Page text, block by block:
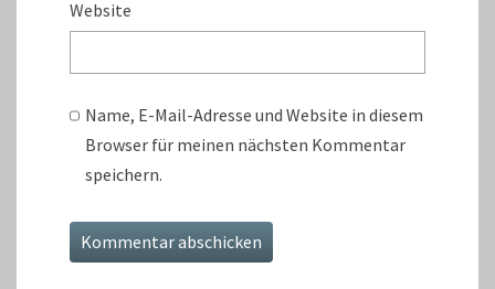
Website
Name, E-Mail-Adresse und Website in diesem
Browser für meinen nächsten Kommentar
speichern.